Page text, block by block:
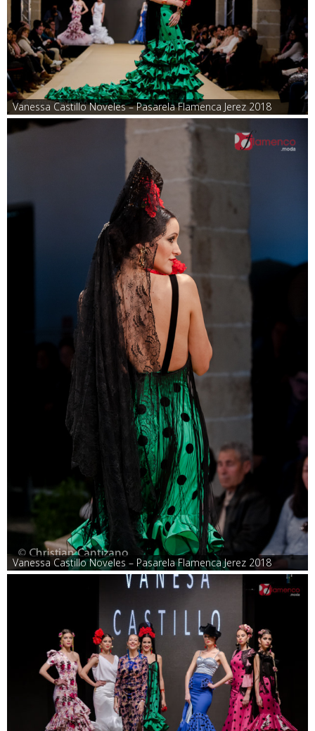
Vanessa Castillo Noveles – Pasarela Flamenca Jerez 2018
Vanessa Castillo Noveles – Pasarela Flamenca Jerez 2018